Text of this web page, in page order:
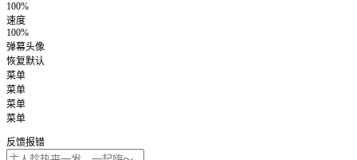
100%
速度
100%
弹幕头像
恢复默认
菜单
菜单
菜单
菜单
反馈报错